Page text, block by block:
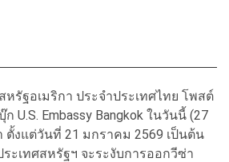
รัฐอเมริกา ประจำประเทศไทย โพสต์
U.S. Embassy Bangkok ในวันนี้ (27
ตั้งแต่วันที่ 21 มกราคม 2569 เป็นต้น
ะเทศสหรัฐฯ จะระงับการออกวีซ่า